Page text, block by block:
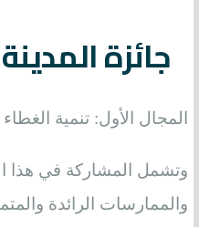
جائزة
المجال الأول: تنمية
وتشمل المشاركة في هذا
والممارسات الرائدة